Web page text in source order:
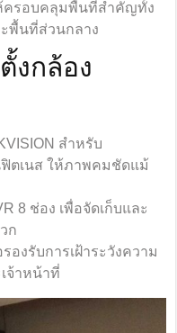
ครอบคลุมพื้นที่สำคัญทั้ง
พื้นที่ส่วนกลาง
งกล้อง
สำหรับ
ตเนส ให้ภาพคมชัดแม้
8 ช่อง เพื่อจัดเก็บและ
ก
งรับการเฝ้าระวังความ
จ้าหน้าที่